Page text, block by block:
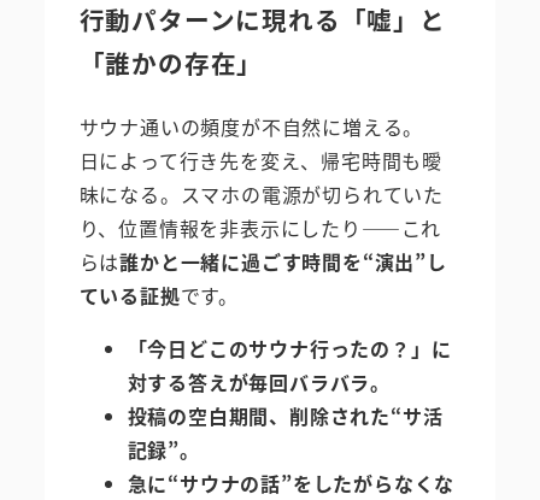
行動パターンに現れる「嘘」と
「誰かの存在」
サウナ通いの頻度が不自然に増える。
日によって行き先を変え、帰宅時間も曖
昧になる。スマホの電源が切られていた
り、位置情報を非表示にしたり――これ
らは誰かと一緒に過ごす時間を“演出”し
ている証拠です。
「今日どこのサウナ行ったの？」に
対する答えが毎回バラバラ。
投稿の空白期間、削除された“サ活
記録”。
急に“サウナの話”をしたがらなくな